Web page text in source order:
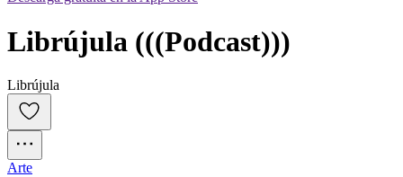
Librújula (((Podcast)))
Librújula
Arte